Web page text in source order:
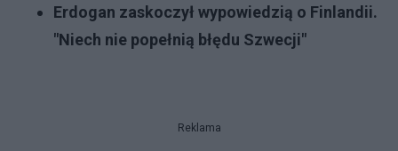
Erdogan zaskoczył wypowiedzią o Finlandii.
"Niech nie popełnią błędu Szwecji"
Reklama